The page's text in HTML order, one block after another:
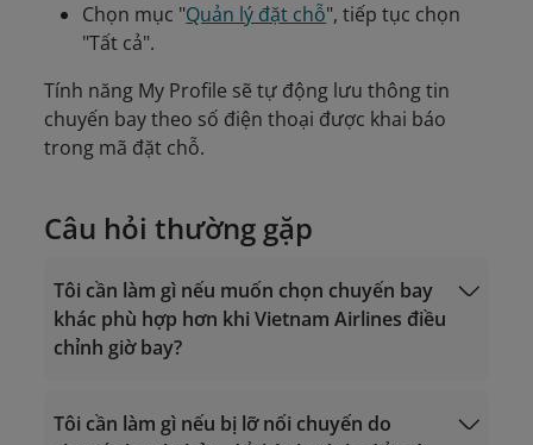
Chọn mục "Quản lý đặt chỗ", tiếp tục chọn
"Tất cả".
Tính năng My Profile sẽ tự động lưu thông tin
chuyến bay theo số điện thoại được khai báo
trong mã đặt chỗ.
Câu hỏi thường gặp
Tôi cần làm gì nếu muốn chọn chuyến bay
khác phù hợp hơn khi Vietnam Airlines điều
chỉnh giờ bay?
Tôi cần làm gì nếu bị lỡ nối chuyến do